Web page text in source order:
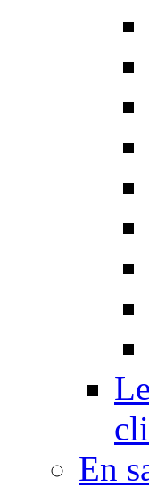
En